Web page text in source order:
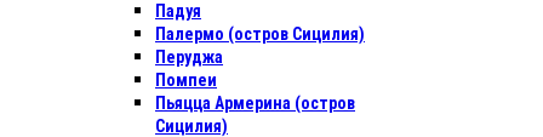
Падуя
Палермо (остров Сицилия)
Перуджа
Помпеи
Пьяцца Армерина (остров
Сицилия)